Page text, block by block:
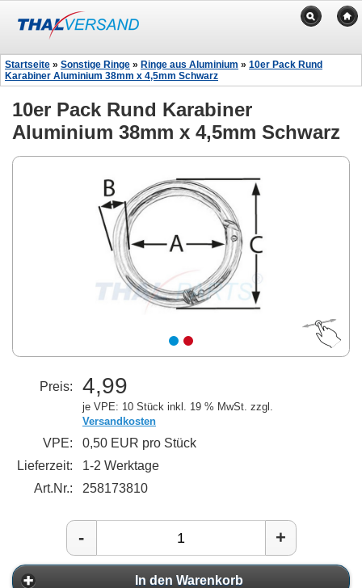
Startseite » Sonstige Ringe » Ringe aus Aluminium » 10er Pack Rund
Karabiner Aluminium 38mm x 4,5mm Schwarz
10er Pack Rund Karabiner
Aluminium 38mm x 4,5mm Schwarz
Preis: 4,99
je VPE: 10 Stück inkl. 19 % MwSt. zzgl.
Versandkosten
VPE:
0,50 EUR pro Stück
Lieferzeit:
1-2 Werktage
Art.Nr.:
258173810
- +
In den Warenkorb